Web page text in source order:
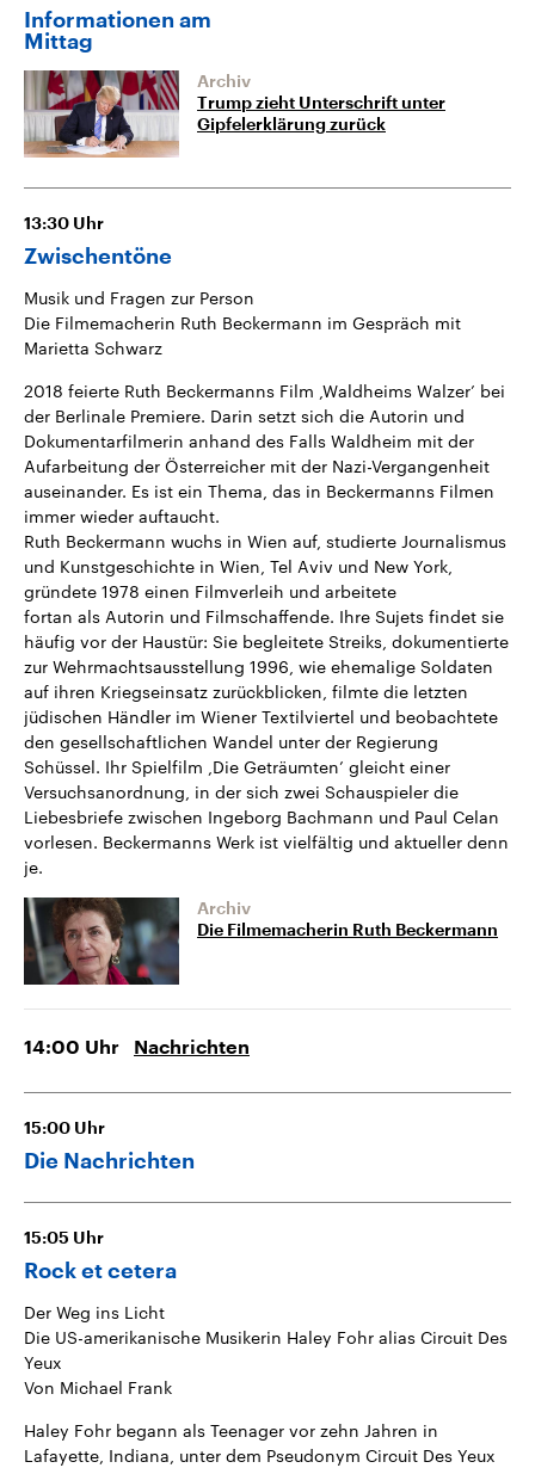
Informationen am
Mittag
Archiv
Trump zieht Unterschrift unter
Gipfelerklärung zurück
13:30 Uhr
Zwischentöne
Musik und Fragen zur Person
Die Filmemacherin Ruth Beckermann im Gespräch mit
Marietta Schwarz
2018 feierte Ruth Beckermanns Film ,Waldheims Walzer’ bei
der Berlinale Premiere. Darin setzt sich die Autorin und
Dokumentarfilmerin anhand des Falls Waldheim mit der
Aufarbeitung der Österreicher mit der Nazi-Vergangenheit
auseinander. Es ist ein Thema, das in Beckermanns Filmen
immer wieder auftaucht.
Ruth Beckermann wuchs in Wien auf, studierte Journalismus
und Kunstgeschichte in Wien, Tel Aviv und New York,
gründete 1978 einen Filmverleih und arbeitete
fortan als Autorin und Filmschaffende. Ihre Sujets findet sie
häufig vor der Haustür: Sie begleitete Streiks, dokumentierte
zur Wehrmachtsausstellung 1996, wie ehemalige Soldaten
auf ihren Kriegseinsatz zurückblicken, filmte die letzten
jüdischen Händler im Wiener Textilviertel und beobachtete
den gesellschaftlichen Wandel unter der Regierung
Schüssel. Ihr Spielfilm ,Die Geträumten’ gleicht einer
Versuchsanordnung, in der sich zwei Schauspieler die
Liebesbriefe zwischen Ingeborg Bachmann und Paul Celan
vorlesen. Beckermanns Werk ist vielfältig und aktueller denn
je.
Archiv
Die Filmemacherin Ruth Beckermann
14:00 Uhr Nachrichten
15:00 Uhr
Die Nachrichten
15:05 Uhr
Rock et cetera
Der Weg ins Licht
Die US-amerikanische Musikerin Haley Fohr alias Circuit Des
Yeux
Von Michael Frank
Haley Fohr begann als Teenager vor zehn Jahren in
Lafayette, Indiana, unter dem Pseudonym Circuit Des Yeux